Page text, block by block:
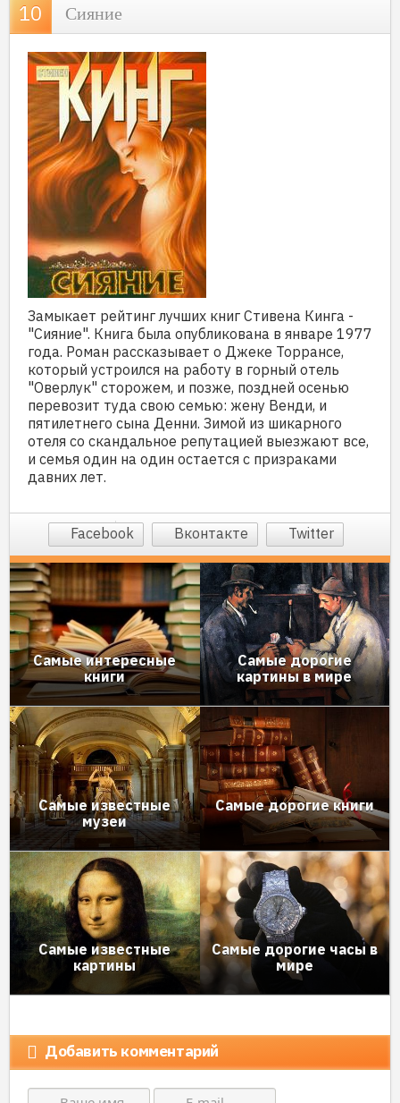
Сияние
Замыкает рейтинг лучших книг Стивена Кинга -
"Сияние". Книга была опубликована в январе 1977
года. Роман рассказывает о Джеке Торрансе,
который устроился на работу в горный отель
"Оверлук" сторожем, и позже, поздней осенью
перевозит туда свою семью: жену Венди, и
пятилетнего сына Денни. Зимой из шикарного
отеля со скандальное репутацией выезжают все,
и семья один на один остается с призраками
давних лет.
Facebook Вконтакте Twitter
Самые интересные
книги
Самые дорогие
картины в мире
Самые известные
музеи
Самые дорогие книги
Самые известные
картины
Самые дорогие часы в
мире
Добавить комментарий